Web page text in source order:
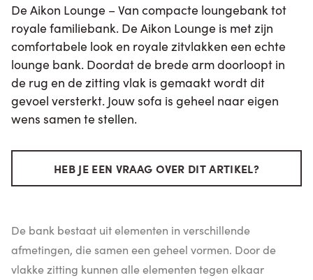
De Aikon Lounge – Van compacte loungebank tot
royale familiebank. De Aikon Lounge is met zijn
comfortabele look en royale zitvlakken een echte
lounge bank. Doordat de brede arm doorloopt in
de rug en de zitting vlak is gemaakt wordt dit
gevoel versterkt. Jouw sofa is geheel naar eigen
wens samen te stellen.
HEB JE EEN VRAAG OVER DIT ARTIKEL?
De bank bestaat uit elementen in verschillende
afmetingen, die samen een geheel vormen. Door de
vlakke zitting kunnen alle elementen tegen elkaar